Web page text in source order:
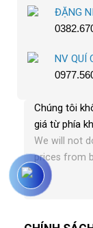
ĐẶNG
NV QUÍ
Chúng tôi
giá từ phía
We will not
prices from